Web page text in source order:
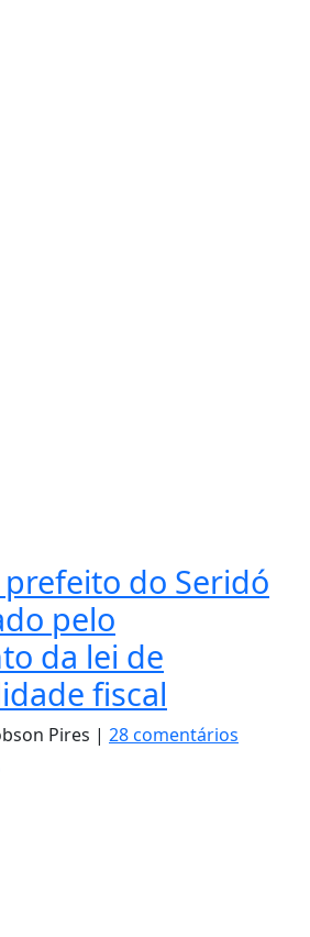
do Seridó
pelo
da lei de
fiscal
Pires | 28 comentários